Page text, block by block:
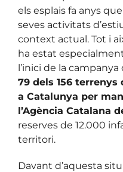
els esplais fa anys
seves activitats
context actual. Tot i
ha estat
l’inici de la campanya
79 dels 156 terrenys
a Catalunya per
l’Agència Catalana
reserves de 12.000
territori.
Davant d’aquesta